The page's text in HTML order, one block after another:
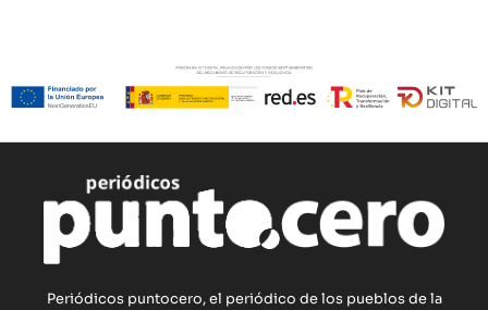
Periódicos puntocero, el periódico de los pueblos de la